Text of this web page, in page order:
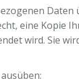
eine Kopie
wird. Sie